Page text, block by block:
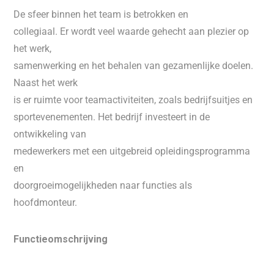
De sfeer binnen het team is betrokken en
collegiaal. Er wordt veel waarde gehecht aan plezier op
het werk,
samenwerking en het behalen van gezamenlijke doelen.
Naast het werk
is er ruimte voor teamactiviteiten, zoals bedrijfsuitjes en
sportevenementen. Het bedrijf investeert in de
ontwikkeling van
medewerkers met een uitgebreid opleidingsprogramma
en
doorgroeimogelijkheden naar functies als
hoofdmonteur.
Functieomschrijving